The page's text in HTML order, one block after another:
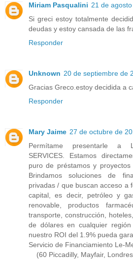
Miriam Pasqualini 21 de
Si greci estoy totalmente
deudas y estoy cansada de las
Responder
Unknown 20 de septiembre de
Gracias Greco.estoy decidida a
Responder
Mary Jaime 27 de octubre de
Permítame presentarle a
SERVICES. Estamos
puro de préstamos y proyectos
Brindamos soluciones de
privadas / que buscan acceso a
capital, es decir, petróleo y
renovable, productos
transporte, construcción,
de dólares en cualquier
nuestro ROI del 1.9% pueda
Servicio de Financiamiento Le-
(60 Piccadilly, Mayfair,